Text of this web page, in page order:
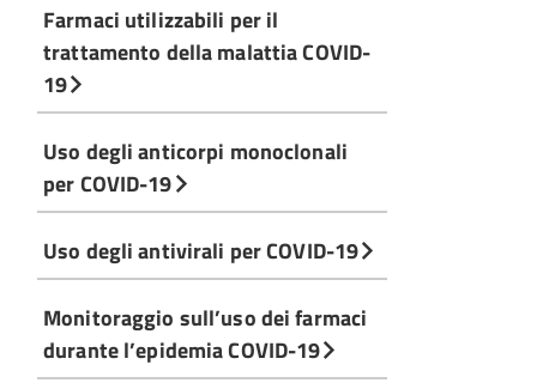
Farmaci utilizzabili per il
trattamento della malattia COVID-
19
Uso degli anticorpi monoclonali
per COVID-19
Uso degli antivirali per COVID-19
Monitoraggio sull’uso dei farmaci
durante l’epidemia COVID-19